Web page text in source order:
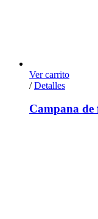
Ver carrito
/ Detalles
Campana